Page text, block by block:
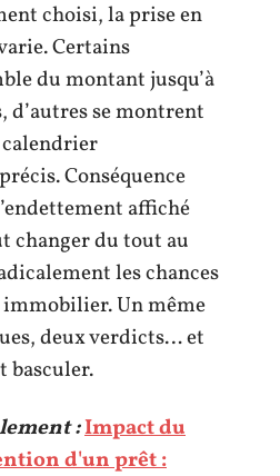
choisi, la prise en
Certains
du montant jusqu’à
d’autres se montrent
Conséquence
affiché
changer du tout au
les chances
Un même
deux verdicts… et
basculer.
:Impact du
d'un prêt :